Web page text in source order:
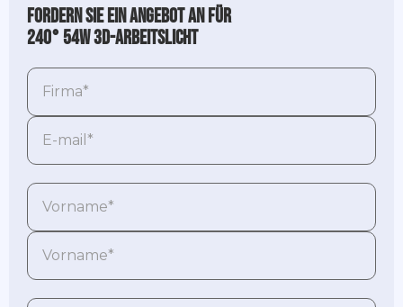
Fordern Sie ein Angebot an für
240° 54W 3D-Arbeitslicht